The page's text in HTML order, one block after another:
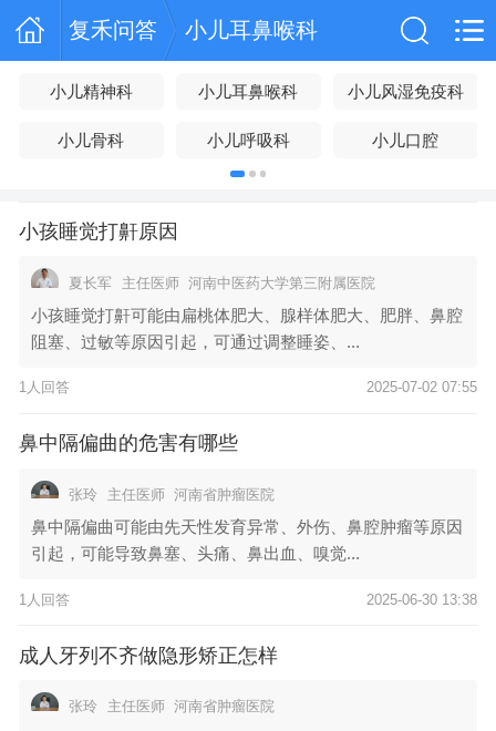
复禾问答 小儿耳鼻喉科
小儿精神科 小儿耳鼻喉科 小儿风湿免疫科
小儿骨科 小儿呼吸科 小儿口腔
小孩睡觉打鼾原因
夏长军 主任医师 河南中医药大学第三附属医院
小孩睡觉打鼾可能由扁桃体肥大、腺样体肥大、肥胖、鼻腔
阻塞、过敏等原因引起，可通过调整睡姿、...
1人回答 2025-07-02 07:55
鼻中隔偏曲的危害有哪些
张玲 主任医师 河南省肿瘤医院
鼻中隔偏曲可能由先天性发育异常、外伤、鼻腔肿瘤等原因
引起，可能导致鼻塞、头痛、鼻出血、嗅觉...
1人回答 2025-06-30 13:38
成人牙列不齐做隐形矫正怎样
张玲 主任医师 河南省肿瘤医院